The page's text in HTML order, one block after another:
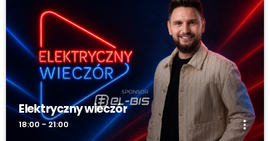
Elektryczny wieczór
18:00 - 21:00 more_vert